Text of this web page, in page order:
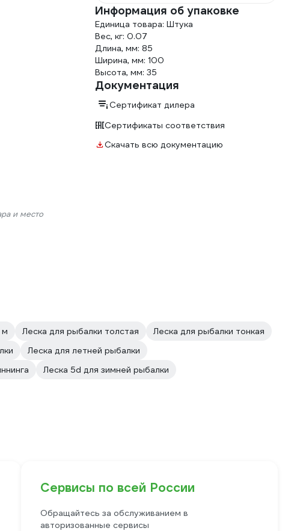
и место
Информация об упаковке
Единица товара: Штука
Вес, кг: 0.07
Длина, мм: 85
Ширина, мм: 100
Высота, мм: 35
Документация
Сертификат дилера
Сертификаты соответствия
Скачать всю документацию
Леска для рыбалки толстая
Леска для рыбалки тонкая
Леска для летней рыбалки
Леска 5d для зимней рыбалки
Сервисы по всей России
Обращайтесь за обслуживанием в
авторизованные сервисы